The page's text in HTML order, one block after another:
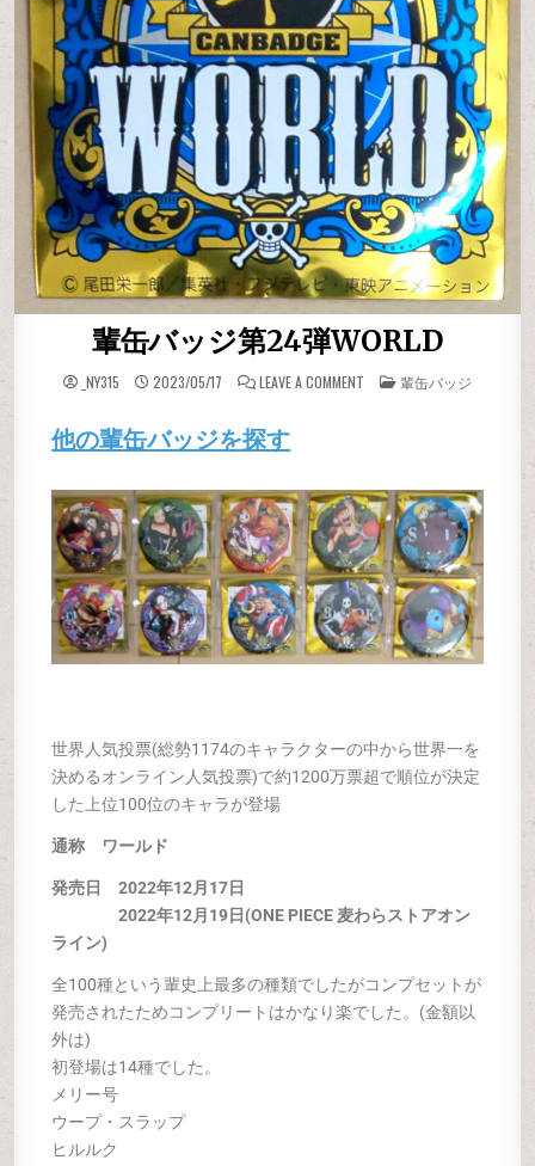
輩缶バッジ第24弾WORLD
_NY315 2023/05/17 LEAVE A COMMENT ON 輩缶バッジ第24弾
POSTED IN
輩缶バッジ
他の輩缶バッジを探す
世界人気投票(総勢1174のキャラクターの中から世界一を
決めるオンライン人気投票)で約1200万票超で順位が決定
した上位100位のキャラが登場
通称 ワールド
発売日 2022年12月17日
2022年12月19日(ONE PIECE 麦わらストアオン
ライン)
全100種という輩史上最多の種類でしたがコンプセットが
発売されたためコンプリートはかなり楽でした。(金額以
外は)
初登場は14種でした。
メリー号
ウープ・スラップ
ヒルルク